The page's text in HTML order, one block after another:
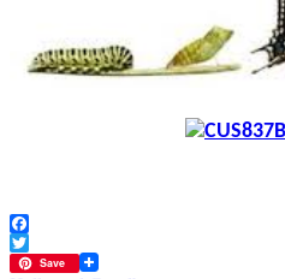
Facebook
Twitter
Save